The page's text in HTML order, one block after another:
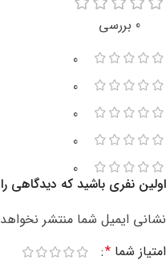
0 بررسی
0
0
0
0
0
اولین نفری باشید که دیدگاهی
نشانی ایمیل شما منتشر
امتیاز شما *